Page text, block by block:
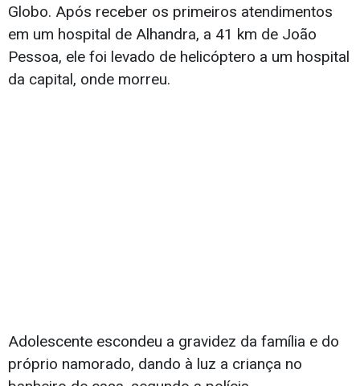
Globo. Após receber os primeiros atendimentos
em um hospital de Alhandra, a 41 km de João
Pessoa, ele foi levado de helicóptero a um hospital
da capital, onde morreu.
Adolescente escondeu a gravidez da família e do
próprio namorado, dando à luz a criança no